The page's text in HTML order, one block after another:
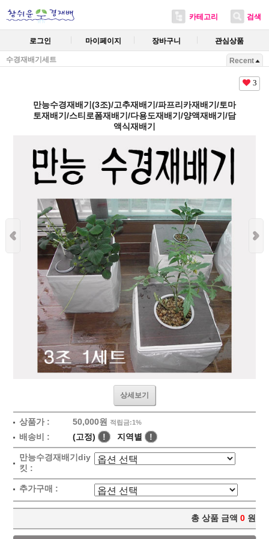
카테고리 검색
로그인 마이페이지 장바구니 관심상품
수경재배기세트 Recent
3
만능수경재배기(3조)/고추재배기/파프리카재배기/토마
토재배기/스티로폼재배기/다용도재배기/양액재배기/담
액식재배기
상세보기
상품가 : 50,000원 적립금:1%
배송비 : (고정) ! 지역별 !
만능수경재배기diy
킷 :
추가구매 :
총 상품 금액 0 원